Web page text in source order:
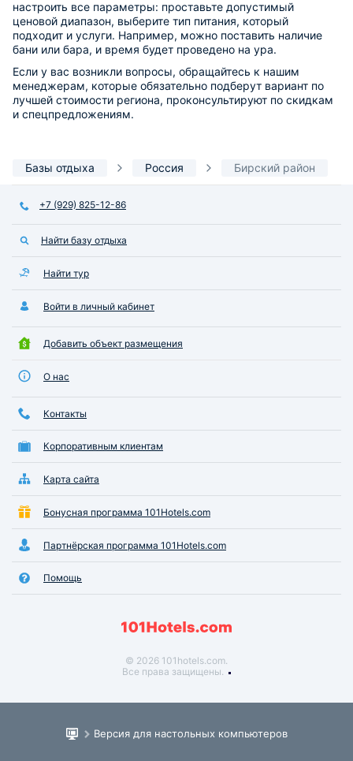
настроить все параметры: проставьте допустимый
ценовой диапазон, выберите тип питания, который
подходит и услуги. Например, можно поставить наличие
бани или бара, и время будет проведено на ура.
Если у вас возникли вопросы, обращайтесь к нашим
менеджерам, которые обязательно подберут вариант по
лучшей стоимости региона, проконсультируют по скидкам
и спецпредложениям.
Базы отдыха Россия Бирский район
+7 (929) 825-12-86
Найти базу отдыха
Найти тур
Войти в личный кабинет
Добавить объект размещения
О нас
Контакты
Корпоративным клиентам
Карта сайта
Бонусная программа 101Hotels.com
Партнёрская программа 101Hotels.com
Помощь
© 2026 101hotels.com.
Все права защищены.
Версия для настольных компьютеров